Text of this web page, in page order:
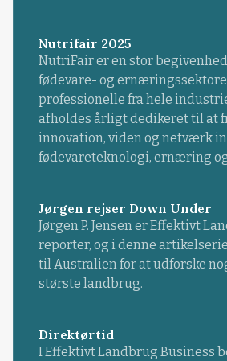
Nutrifair 2025
NutriFair er en stor
fødevare- og
professionelle fra hele
afholdes årligt dedikeret til at
innovation, viden og netværk
fødevareteknologi, ernæring og
Jørgen rejser Down Under
Jørgen P. Jensen er Effektivt
reporter, og i denne
til Australien for at udforske
største landbrug.
Direktørtid
I Effektivt Landbrug Business